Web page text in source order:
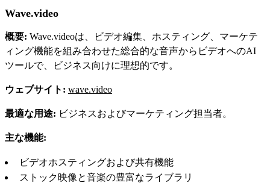
Wave.video
概要: Wave.videoは、ビデオ編集、ホスティング、マーケテ
ィング機能を組み合わせた総合的な音声からビデオへのAI
ツールで、ビジネス向けに理想的です。
ウェブサイト: wave.video
最適な用途: ビジネスおよびマーケティング担当者。
主な機能:
ビデオホスティングおよび共有機能
ストック映像と音楽の豊富なライブラリ